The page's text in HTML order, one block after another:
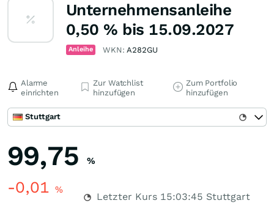
Unternehmensanleihe
0,50 % bis 15.09.2027
Anleihe WKN:A282GU
Alarme
einrichten
Zur Watchlist
hinzufügen
Zum Portfolio
hinzufügen
Stuttgart
99,75 %
-0,01 %
Letzter Kurs 15:03:45 Stuttgart